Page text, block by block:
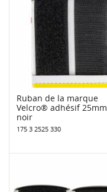
Ruban de la marque
Velcro® adhésif 25mm
noir
175 3 2525 330